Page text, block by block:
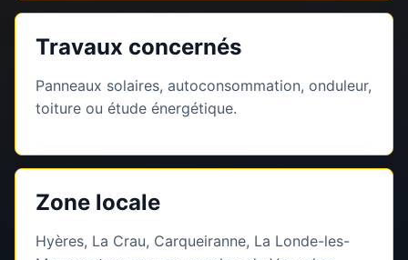
Travaux concernés
Panneaux solaires, autoconsommation, onduleur,
toiture ou étude énergétique.
Zone locale
Hyères, La Crau, Carqueiranne, La Londe-les-